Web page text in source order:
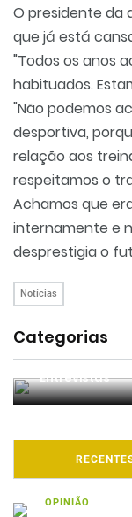
O presidente da
que já está
"Todos os anos
habituados.
"Não podemos
desportiva,
relação aos
respeitamos o
Achamos que
internamente e
desprestigia o
Notícias
Categorias
Entrevistas
OPINIÃO